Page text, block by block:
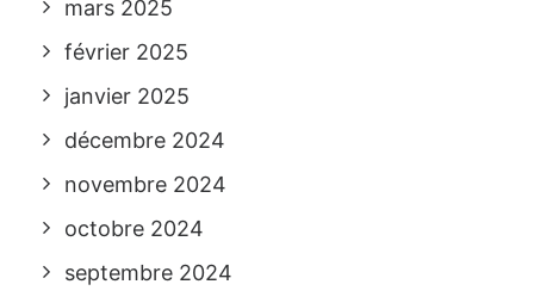
mars 2025
février 2025
janvier 2025
décembre 2024
novembre 2024
octobre 2024
septembre 2024